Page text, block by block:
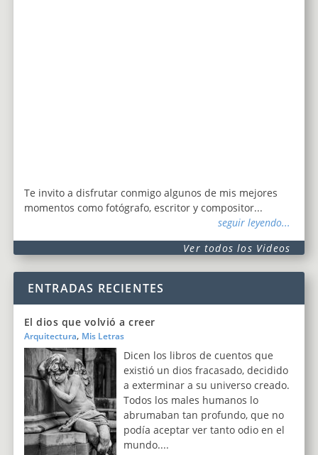
Te invito a disfrutar conmigo algunos de mis mejores
momentos como fotógrafo, escritor y compositor...
seguir leyendo...
Ver todos los Videos
ENTRADAS RECIENTES
El dios que volvió a creer
Arquitectura, Mis Letras
Dicen los libros de cuentos que
existió un dios fracasado, decidido
a exterminar a su universo creado.
Todos los males humanos lo
abrumaban tan profundo, que no
podía aceptar ver tanto odio en el
mundo....